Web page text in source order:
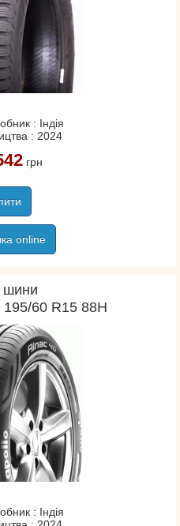
: Індія
: 2024
грн
online
шини
60 R15 88H
: Індія